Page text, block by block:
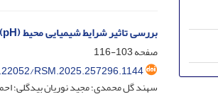
بررسی تاثیر شرایط شیمیایی محیط (pH) و زمان بر ضریب جذب پرتو گاما سنگ‌ها
صفحه103-116
RSM.2025.257296.1144
سهند گل محمدی؛ مجید نوریان بیدگلی؛